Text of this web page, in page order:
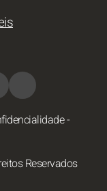
-
Reservados